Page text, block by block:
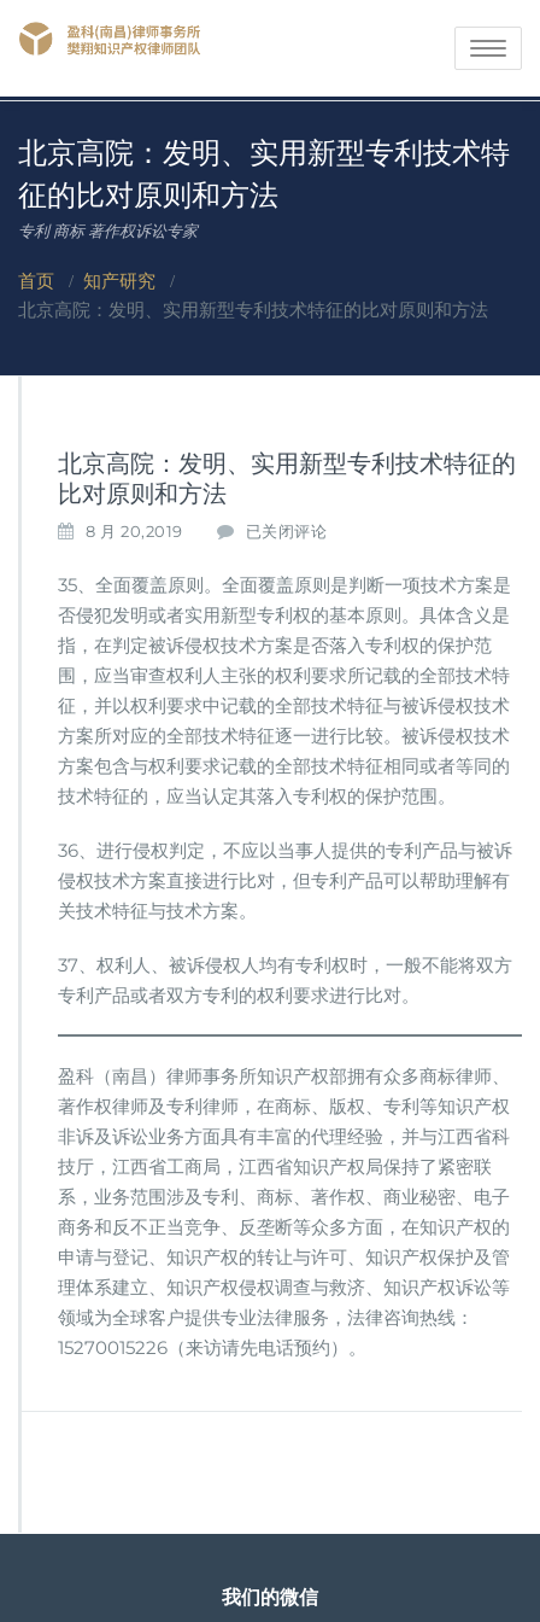
Toggle
北京高院：发明、实用新型专利技术特
征的比对原则和方法
专利 商标 著作权诉讼专家
首页 / 知产研究 /
北京高院：发明、实用新型专利技术特征的比对原则和方法
北京高院：发明、实用新型专利技术特征的
比对原则和方法
8 月 20,2019
北
高
院：
发
明、
实
用
新
型
专
利
术
特
征
对
原
则
和
法
已关闭评论
35、全面覆盖原则。全面覆盖原则是判断一项技术方案是
否侵犯发明或者实用新型专利权的基本原则。具体含义是
指，在判定被诉侵权技术方案是否落入专利权的保护范
围，应当审查权利人主张的权利要求所记载的全部技术特
征，并以权利要求中记载的全部技术特征与被诉侵权技术
方案所对应的全部技术特征逐一进行比较。被诉侵权技术
方案包含与权利要求记载的全部技术特征相同或者等同的
技术特征的，应当认定其落入专利权的保护范围。
36、进行侵权判定，不应以当事人提供的专利产品与被诉
侵权技术方案直接进行比对，但专利产品可以帮助理解有
关技术特征与技术方案。
37、权利人、被诉侵权人均有专利权时，一般不能将双方
专利产品或者双方专利的权利要求进行比对。
盈科（南昌）律师事务所知识产权部拥有众多商标律师、
著作权律师及专利律师，在商标、版权、专利等知识产权
非诉及诉讼业务方面具有丰富的代理经验，并与江西省科
技厅，江西省工商局，江西省知识产权局保持了紧密联
系，业务范围涉及专利、商标、著作权、商业秘密、电子
商务和反不正当竞争、反垄断等众多方面，在知识产权的
申请与登记、知识产权的转让与许可、知识产权保护及管
理体系建立、知识产权侵权调查与救济、知识产权诉讼等
领域为全球客户提供专业法律服务，法律咨询热线：
15270015226（来访请先电话预约）。
我们的微信